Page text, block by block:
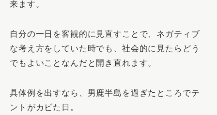
来ます。
自分の一日を客観的に見直すことで、ネガティブ
な考え方をしていた時でも、社会的に見たらどう
でもよいことなんだと開き直れます。
具体例を出すなら、男鹿半島を過ぎたところでテ
ントがカビた日。